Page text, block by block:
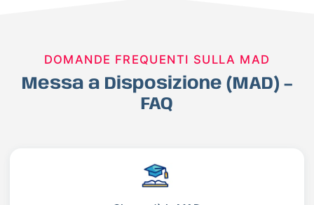
DOMANDE FREQUENTI SULLA MAD
Messa a Disposizione (MAD) –
FAQ